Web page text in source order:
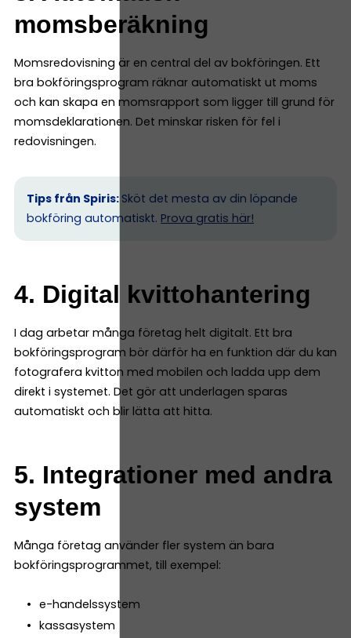
momsberäkning
Momsredovisning är en central del av bokföringen. Ett
bra bokföringsprogram räknar automatiskt ut moms
och kan skapa en momsrapport som ligger till grund för
momsdeklarationen. Det minskar risken för fel i
redovisningen.
Tips från Spiris: Sköt det mesta av din löpande
bokföring automatiskt. Prova gratis här!
4. Digital kvittohantering
I dag arbetar många företag helt digitalt. Ett bra
bokföringsprogram bör därför ha en funktion där du kan
fotografera kvitton med mobilen och ladda upp dem
direkt i systemet. Det gör att underlagen sparas
automatiskt och blir lätta att hitta.
5. Integrationer med andra
system
Många företag använder fler system än bara
bokföringsprogrammet, till exempel:
e-handelssystem
kassasystem